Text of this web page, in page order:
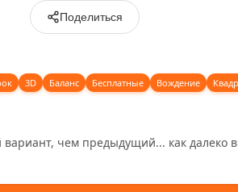
Поделиться
3D Баланс Бесплатные Вождение
чем предыдущий... как далеко